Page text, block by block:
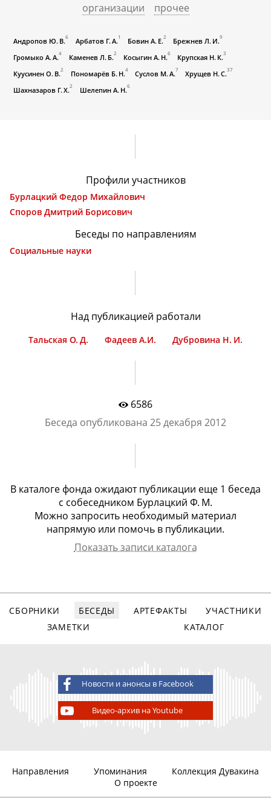
организации
прочее
Андропов Ю. В.6 Арбатов Г. А. 1 Бовин А. Е.2 Брежнев Л. И.9
Громыко А. А.4 Каменев Л. Б.2 Косыгин А. Н.6 Крупская Н. К.3
Куусинен О. В.2 Пономарёв Б. Н.4 Суслов М. А.7 Хрущев Н. С.37
Шахназаров Г. Х.2 Шелепин А. Н.6
Профили участников
Бурлацкий Федор Михайлович
Споров Дмитрий Борисович
Беседы по направлениям
Социальные науки
Над публикацией работали
Тальская О. Д. Фадеев А.И. Дубровина Н. И.
6586
Беседа опубликована 25 декабря 2012
В каталоге фонда ожидают публикации еще 1 беcеда
с собеседником Бурлацкий Ф. М.
Можно запросить необходимый материал
напрямую или помочь в публикации.
Показать записи каталога
СБОРНИКИ БЕСЕДЫ АРТЕФАКТЫ
УЧАСТНИКИ
ЗАМЕТКИ
КАТАЛОГ
Новости и анонсы в Facebook
Видео-архив на Youtube
Направления Упоминания
Коллекция Дувакина
О проекте